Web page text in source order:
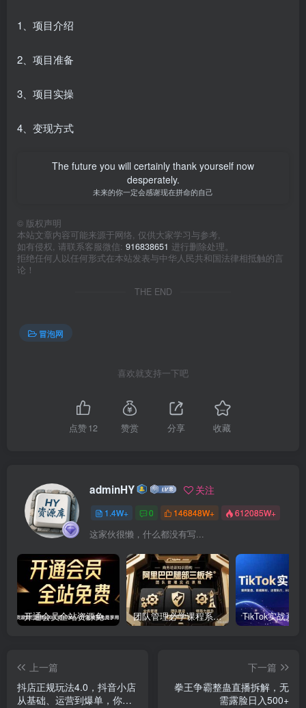
1、项目介绍
2、项目准备
3、项目实操
4、变现方式
The future you will certainly thank yourself now
desperately.
未来的你一定会感谢现在拼命的自己
© 版权声明
本站文章内容可能来源于网络, 仅供大家学习与参考,
如有侵权, 请联系客服微信: 916838651 进行删除处理。
拒绝任何人以任何形式在本站发表与中华人民共和国法律相抵触的言
论！
THE END
冒泡网
喜欢就支持一下吧
点赞12 赞赏 分享 收藏
adminHY 关注
1.4W+ 0 146848W+ 612085W+
这家伙很懒，什么都没有写...
开通会员全站资源免费下载 开通VIP会员 HY资源库 团队管理必学课程系列，阿里巴巴“腿部三板斧”
上一篇
抖店正规玩法4.0，抖音小店
从基础、运营到爆单，你值
下一篇
拳王争霸整蛊直播拆解，无
需露脸日入500+